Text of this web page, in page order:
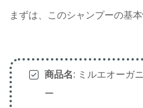
まずは、このシャンプーの基
商品名: ミルエオーガ
ー